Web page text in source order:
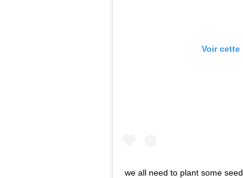
Voir
we all need to plant some